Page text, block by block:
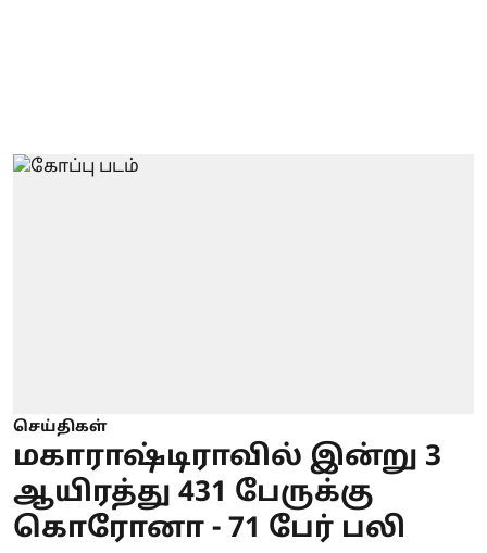
செய்திகள்
மகாராஷ்டிராவில் இன்று 3
ஆயிரத்து 431 பேருக்கு
கொரோனா - 71 பேர் பலி